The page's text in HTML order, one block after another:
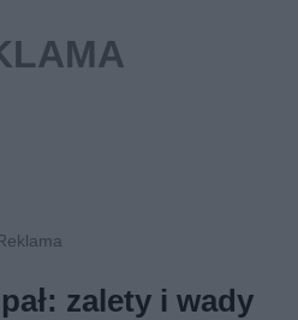
zalety i wady